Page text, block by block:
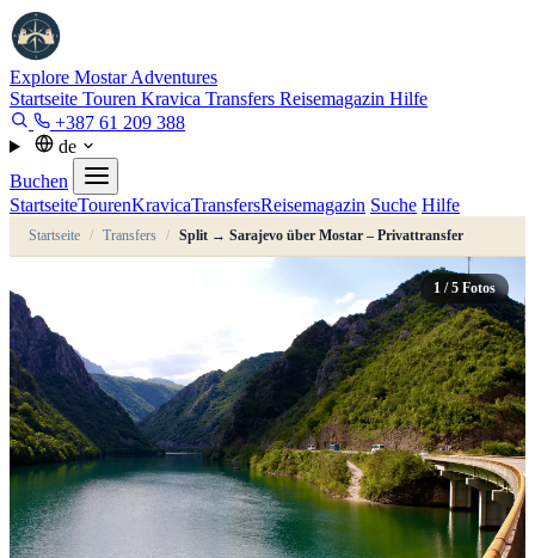
Explore MostarAdventures
Startseite Touren Kravica Transfers Reisemagazin Hilfe
+387 61 209 388
de
Buchen
StartseiteTourenKravicaTransfersReisemagazin Suche Hilfe
Startseite / Transfers / Split → Sarajevo über Mostar – Privattransfer
1 / 5 Fotos